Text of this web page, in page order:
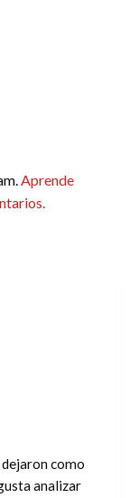
Aprende
como
analizar